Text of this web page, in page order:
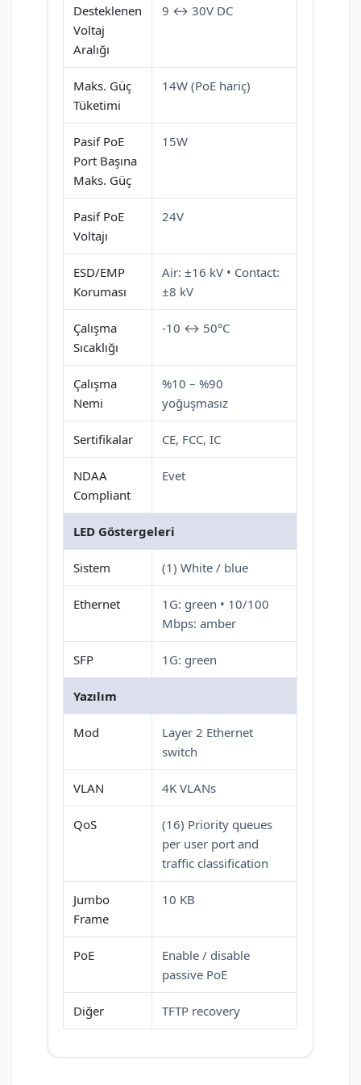
Desteklenen
Voltaj
Aralığı
9 ↔ 30V DC
Maks. Güç
Tüketimi
14W (PoE hariç)
Pasif PoE
Port Başına
Maks. Güç
15W
Pasif PoE
Voltajı
24V
ESD/EMP
Koruması
Air: ±16 kV • Contact:
±8 kV
Çalışma
Sıcaklığı
-10 ↔ 50°C
Çalışma
Nemi
%10 – %90
yoğuşmasız
Sertifikalar CE, FCC, IC
NDAA
Compliant
Evet
LED Göstergeleri
Sistem (1) White / blue
Ethernet
1G: green • 10/100
Mbps: amber
SFP 1G: green
Yazılım
Mod
Layer 2 Ethernet
switch
VLAN 4K VLANs
QoS
(16) Priority queues
per user port and
traffic classification
Jumbo
Frame
10 KB
PoE
Enable / disable
passive PoE
Diğer TFTP recovery